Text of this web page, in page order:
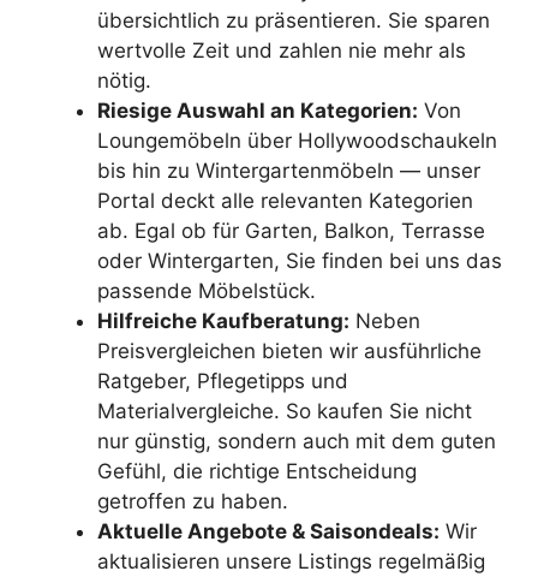
übersichtlich zu präsentieren. Sie sparen
wertvolle Zeit und zahlen nie mehr als
nötig.
Riesige Auswahl an Kategorien: Von
Loungemöbeln über Hollywoodschaukeln
bis hin zu Wintergartenmöbeln — unser
Portal deckt alle relevanten Kategorien
ab. Egal ob für Garten, Balkon, Terrasse
oder Wintergarten, Sie finden bei uns das
passende Möbelstück.
Hilfreiche Kaufberatung: Neben
Preisvergleichen bieten wir ausführliche
Ratgeber, Pflegetipps und
Materialvergleiche. So kaufen Sie nicht
nur günstig, sondern auch mit dem guten
Gefühl, die richtige Entscheidung
getroffen zu haben.
Aktuelle Angebote & Saisondeals: Wir
aktualisieren unsere Listings regelmäßig